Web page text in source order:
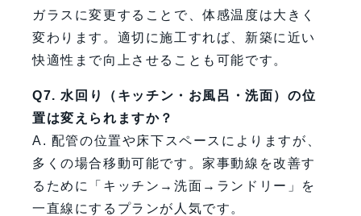
ガラスに変更することで、体感温度は大きく
変わります。適切に施工すれば、新築に近い
快適性まで向上させることも可能です。
Q7. 水回り（キッチン・お風呂・洗面）の位
置は変えられますか？
A. 配管の位置や床下スペースによりますが、
多くの場合移動可能です。家事動線を改善す
るために「キッチン→洗面→ランドリー」を
一直線にするプランが人気です。